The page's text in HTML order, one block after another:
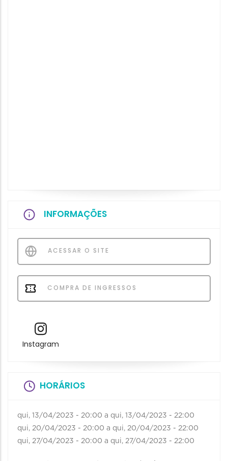
INFORMAÇÕES
ACESSAR O SITE
COMPRA DE INGRESSOS
Instagram
HORÁRIOS
qui, 13/04/2023 - 20:00 a qui, 13/04/2023 - 22:00
qui, 20/04/2023 - 20:00 a qui, 20/04/2023 - 22:00
qui, 27/04/2023 - 20:00 a qui, 27/04/2023 - 22:00